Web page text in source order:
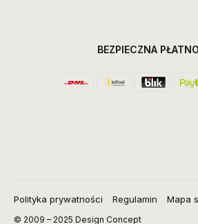
BEZPIECZNA
Polityka prywatności Regulamin Mapa
© 2009 – 2025 Design Concept